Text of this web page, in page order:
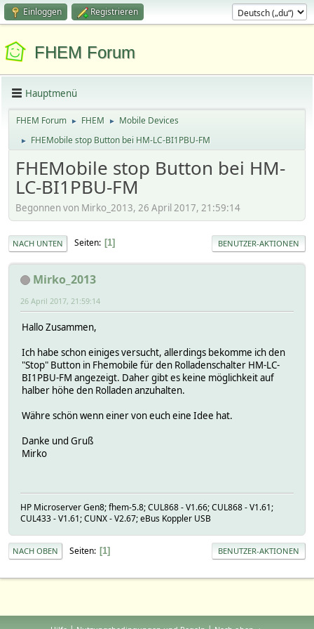
Einloggen Registrieren
FHEM Forum
Hauptmenü
FHEM Forum ► FHEM ► Mobile Devices
► FHEMobile stop Button bei HM-LC-BI1PBU-FM
FHEMobile stop Button bei HM-
LC-BI1PBU-FM
Begonnen von Mirko_2013, 26 April 2017, 21:59:14
NACH UNTEN Seiten 1 BENUTZER-AKTIONEN
Mirko_2013
26 April 2017, 21:59:14
Hallo Zusammen,
Ich habe schon einiges versucht, allerdings bekomme ich den
"Stop" Button in Fhemobile für den Rolladenschalter HM-LC-
BI1PBU-FM angezeigt. Daher gibt es keine möglichkeit auf
halber höhe den Rolladen anzuhalten.
Währe schön wenn einer von euch eine Idee hat.
Danke und Gruß
Mirko
HP Microserver Gen8; fhem-5.8; CUL868 - V1.66; CUL868 - V1.61;
CUL433 - V1.61; CUNX - V2.67; eBus Koppler USB
NACH OBEN Seiten 1 BENUTZER-AKTIONEN